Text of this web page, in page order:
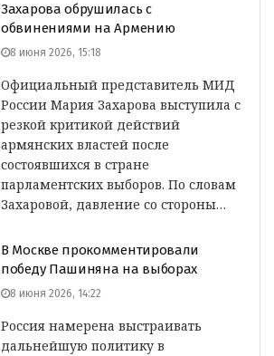
Захарова обрушилась с
обвинениями на Армению
8 июня 2026, 15:18
Официальный представитель МИД
России Мария Захарова выступила с
резкой критикой действий
армянских властей после
состоявшихся в стране
парламентских выборов. По словам
Захаровой, давление со стороны…
В Москве прокомментировали
победу Пашиняна на выборах
8 июня 2026, 14:22
Россия намерена выстраивать
дальнейшую политику в